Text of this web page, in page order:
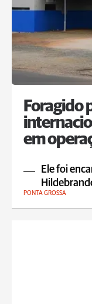
Foragido
em
Ele foi
PONTA GROSSA